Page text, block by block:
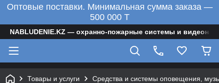
Оптовые поставки. Минимальная сумма заказа —
500 000 T
NABLUDENIE.KZ — охранно-пожарные системы и
Товары и услуги Средства и системы оповещения,